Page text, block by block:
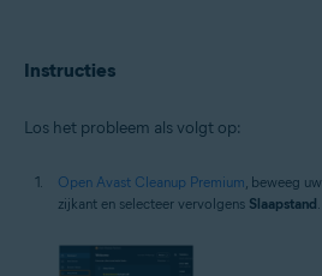
Instructies
Los het probleem als volgt op:
Open Avast Cleanup Premium, beweeg
zijkant en selecteer vervolgens Slaapstand.